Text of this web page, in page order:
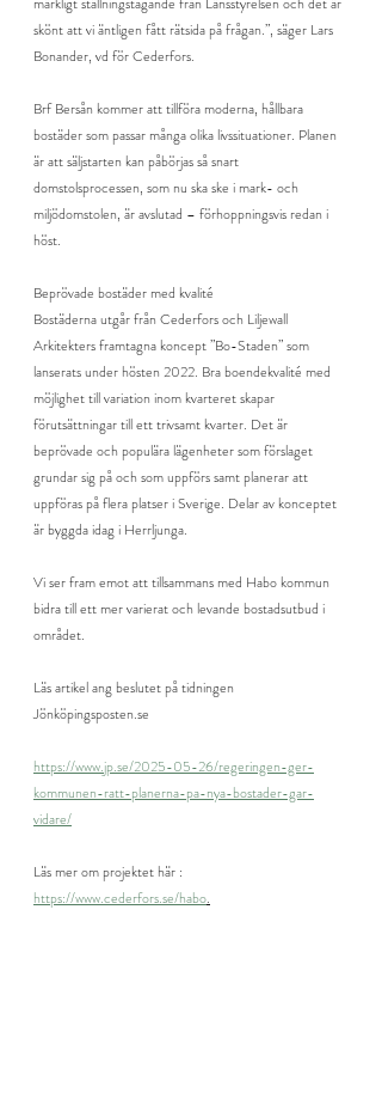
skönt att vi äntligen fått rätsida på frågan.”, säger Lars
Bonander, vd för Cederfors.
Brf Bersån kommer att tillföra moderna, hållbara
bostäder som passar många olika livssituationer. Planen
är att säljstarten kan påbörjas så snart
domstolsprocessen, som nu ska ske i mark- och
miljödomstolen, är avslutad – förhoppningsvis redan i
höst.
Beprövade bostäder med kvalité
Bostäderna utgår från Cederfors och Liljewall
Arkitekters framtagna koncept ”Bo-Staden” som
lanserats under hösten 2022. Bra boendekvalité med
möjlighet till variation inom kvarteret skapar
förutsättningar till ett trivsamt kvarter. Det är
beprövade och populära lägenheter som förslaget
grundar sig på och som uppförs samt planerar att
uppföras på flera platser i Sverige. Delar av konceptet
är byggda idag i Herrljunga.
Vi ser fram emot att tillsammans med Habo kommun
bidra till ett mer varierat och levande bostadsutbud i
området.
Läs artikel ang beslutet på tidningen
Jönköpingsposten.se
https://www.jp.se/2025-05-26/regeringen-ger-
kommunen-ratt-planerna-pa-nya-bostader-gar-
vidare/
Läs mer om projektet här :
https://www.cederfors.se/habo.